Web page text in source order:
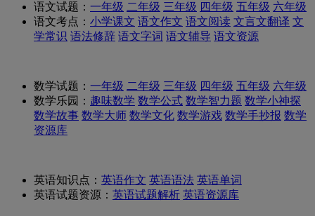
语文试题： 一年级 二年级 三年级 四年级 五年级 六年级
语文考点： 小学课文 语文作文 语文阅读 文言文翻译 文
学常识 语法修辞 语文字词 语文辅导 语文资源
数学试题： 一年级 二年级 三年级 四年级 五年级 六年级
数学乐园： 趣味数学 数学公式 数学智力题 数学小神探
数学故事 数学大师 数学文化 数学游戏 数学手抄报 数学
资源库
英语知识点： 英语作文 英语语法 英语单词
英语试题资源： 英语试题解析 英语资源库